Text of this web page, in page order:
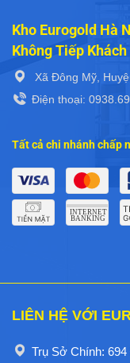
Kho Eurogold Hà
Không Tiếp
Xã Đông Mỹ,
Điện thoại:
Tất cả chi nhánh chấp
LIÊN HỆ VỚI
Trụ Sở Chính: